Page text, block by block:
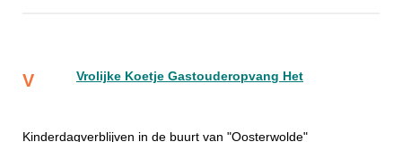
V Vrolijke Koetje Gastouderopvang Het
Kinderdagverblijven in de buurt van "Oosterwolde"